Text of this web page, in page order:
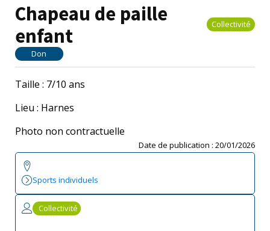
Chapeau de paille
enfant
Collectivité
Don
Taille : 7/10 ans
Lieu : Harnes
Photo non contractuelle
Date de publication :20/01/2026
Sports individuels
Collectivité